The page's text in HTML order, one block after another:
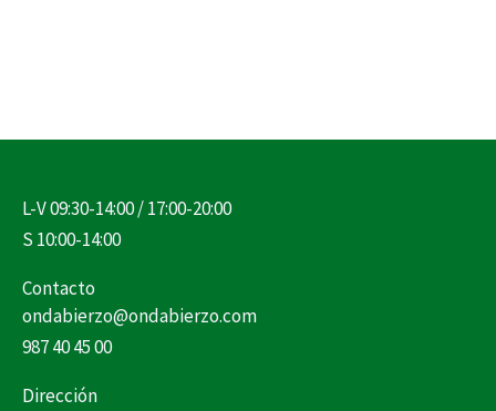
L-V 09:30-14:00 / 17:00-20:00
S 10:00-14:00
Contacto
ondabierzo@ondabierzo.com
987 40 45 00
Dirección